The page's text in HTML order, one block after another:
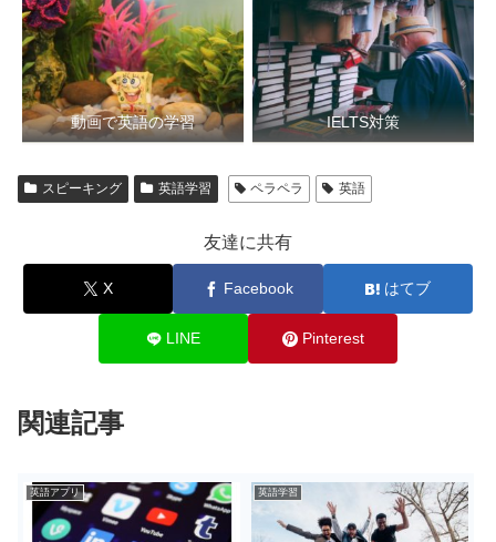
動画で英語の学習 IELTS対策
スピーキング 英語学習 ペラペラ 英語
友達に共有
X Facebook はてブ
LINE Pinterest
関連記事
英語アプリ 英語学習